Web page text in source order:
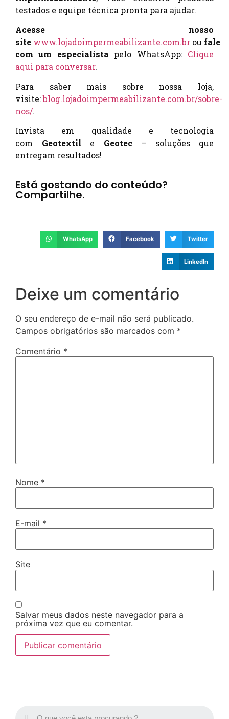
testados e equipe técnica pronta para ajudar.
Acesse nosso
site www.lojadoimpermeabilizante.com.br ou fale
com um especialista pelo WhatsApp: Clique
aqui para conversar.
Para saber mais sobre nossa loja,
visite:blog.lojadoimpermeabilizante.com.br/sobre-
nos/.
Invista em qualidade e tecnologia
com Geotextil e Geotec – soluções que
entregam resultados!
Está gostando do conteúdo?
Compartilhe.
WhatsApp Facebook Twitter
LinkedIn
Deixe um comentário
O seu endereço de e-mail não será publicado.
Campos obrigatórios são marcados com *
Comentário *
Nome *
E-mail *
Site
Salvar meus dados neste navegador para a
próxima vez que eu comentar.